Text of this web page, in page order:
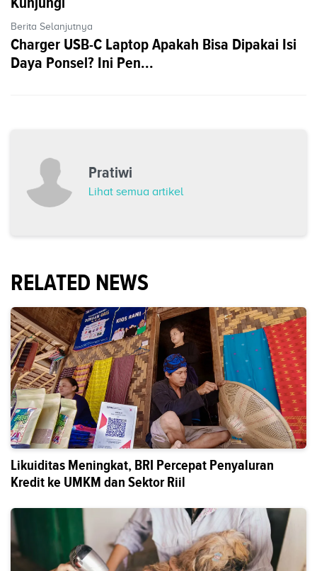
Berita Selanjutnya
Charger USB-C Laptop Apakah Bisa Dipakai Isi
Daya Ponsel? Ini Pen...
Pratiwi
Lihat semua artikel
RELATED NEWS
Likuiditas Meningkat, BRI Percepat Penyaluran
Kredit ke UMKM dan Sektor Riil